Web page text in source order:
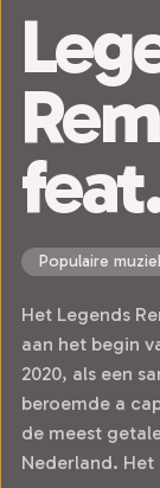
Populaire
Het Legends
aan het begin
2020, als een
beroemde a
de meest
Nederland.